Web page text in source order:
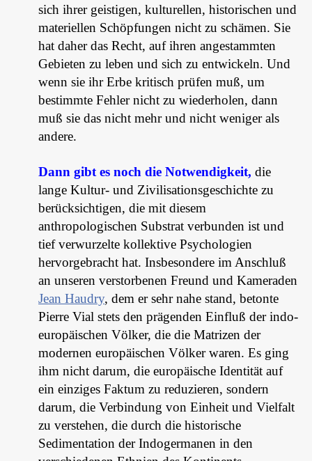
sich ihrer geistigen, kulturellen, historischen und
materiellen Schöpfungen nicht zu schämen. Sie
hat daher das Recht, auf ihren angestammten
Gebieten zu leben und sich zu entwickeln. Und
wenn sie ihr Erbe kritisch prüfen muß, um
bestimmte Fehler nicht zu wiederholen, dann
muß sie das nicht mehr und nicht weniger als
andere.
Dann gibt es noch die Notwendigkeit, die
lange Kultur- und Zivilisationsgeschichte zu
berücksichtigen, die mit diesem
anthropologischen Substrat verbunden ist und
tief verwurzelte kollektive Psychologien
hervorgebracht hat. Insbesondere im Anschluß
an unseren verstorbenen Freund und Kameraden
Jean Haudry, dem er sehr nahe stand, betonte
Pierre Vial stets den prägenden Einfluß der indo-
europäischen Völker, die die Matrizen der
modernen europäischen Völker waren. Es ging
ihm nicht darum, die europäische Identität auf
ein einziges Faktum zu reduzieren, sondern
darum, die Verbindung von Einheit und Vielfalt
zu verstehen, die durch die historische
Sedimentation der Indogermanen in den